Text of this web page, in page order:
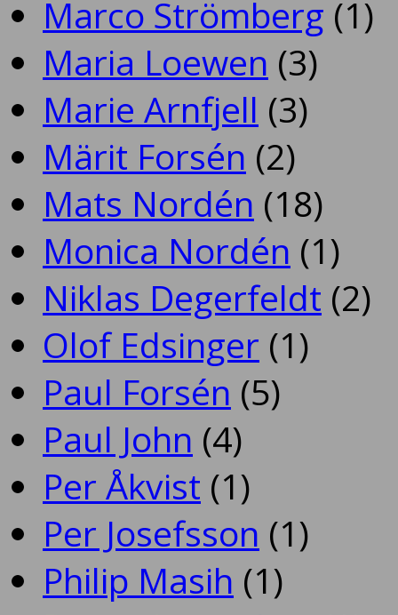
Marco Strömberg (1)
Maria Loewen (3)
Marie Arnfjell (3)
Märit Forsén (2)
Mats Nordén (18)
Monica Nordén (1)
Niklas Degerfeldt (2)
Olof Edsinger (1)
Paul Forsén (5)
Paul John (4)
Per Åkvist (1)
Per Josefsson (1)
Philip Masih (1)